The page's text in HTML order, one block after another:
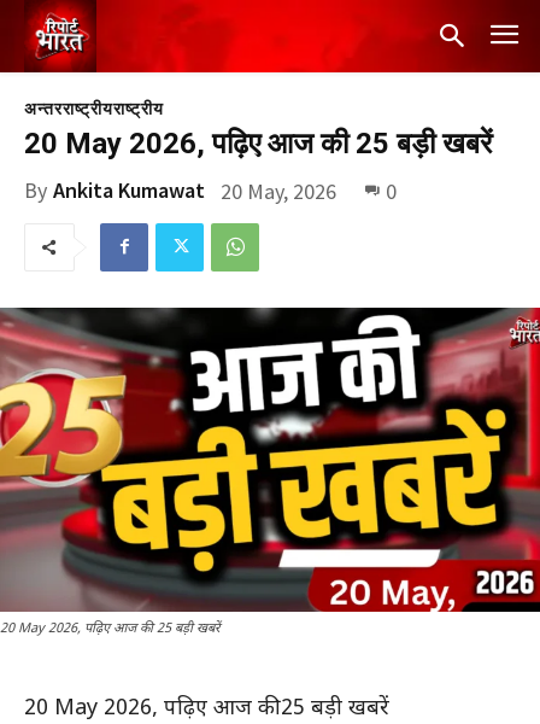
अन्तरराष्ट्रीयराष्ट्रीय
20 May 2026, पढ़िए आज की 25 बड़ी खबरें
By Ankita Kumawat 20 May, 2026 0
20 May 2026, पढ़िए आज की 25 बड़ी खबरें
20 May 2026, पढ़िए आज की 25 बड़ी खबरें